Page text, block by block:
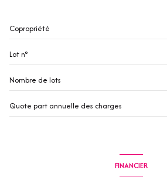
vue Marina
terrasse
Copropriété
Lot n°
Nombre de lots
Quote part annuelle des charges
FINANCIER